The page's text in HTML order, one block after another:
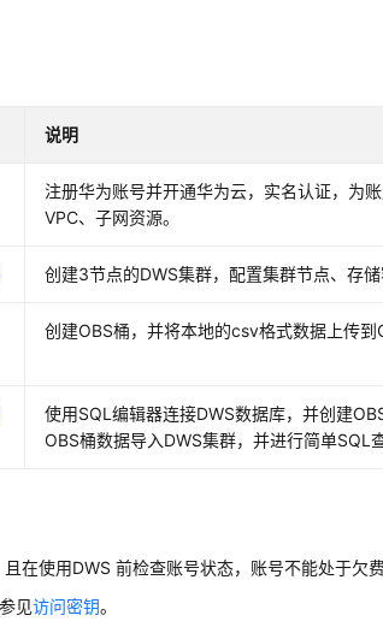
说明
注册华为账号并开通华为云，实名认证，为
VPC、子网资源。
创建3节点的DWS集群，配置集群节点、存储
创建OBS桶，并将本地的csv格式数据上传到
使用SQL编辑器连接DWS数据库，并创建
OBS桶数据导入DWS集群，并进行简单SQL查
在使用DWS 前检查账号状态，账号不能处于欠费
见访问密钥。